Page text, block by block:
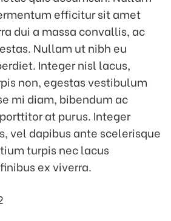
efficitur sit amet
dui a massa convallis, ac
Nullam ut nibh eu
Integer nisl lacus,
non, egestas vestibulum
mi diam, bibendum ac
at purus. Integer
vel dapibus ante scelerisque
turpis nec lacus
ex viverra.